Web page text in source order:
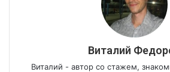
Виталий
Виталий - автор со стажем,